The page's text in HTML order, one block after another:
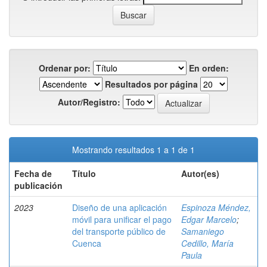
Ordenar por:
En orden:
Resultados por página
Autor/Registro:
Mostrando resultados 1 a 1 de 1
Fecha de
publicación
Título Autor(es)
2023
Diseño de una aplicación
móvil para unificar el pago
del transporte público de
Cuenca
Espinoza Méndez,
Edgar Marcelo;
Samaniego
Cedillo, María
Paula